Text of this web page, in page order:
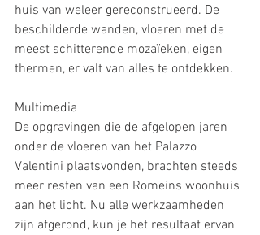
huis van weleer gereconstrueerd. De
beschilderde wanden, vloeren met de
meest schitterende mozaïeken, eigen
thermen, er valt van alles te ontdekken.
Multimedia
De opgravingen die de afgelopen jaren
onder de vloeren van het Palazzo
Valentini plaatsvonden, brachten steeds
meer resten van een Romeins woonhuis
aan het licht. Nu alle werkzaamheden
zijn afgerond, kun je het resultaat ervan